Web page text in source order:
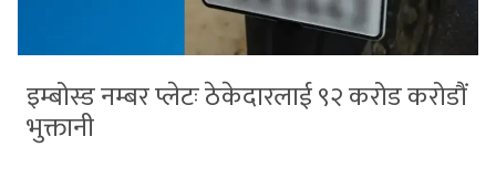
इम्बोस्ड नम्बर प्लेटः ठेकेदारलाई ९२ करोड करोडौं
भुक्तानी